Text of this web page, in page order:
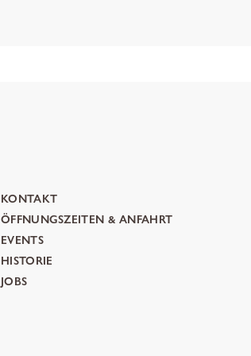
KONTAKT
ÖFFNUNGSZEITEN & ANFAHRT
EVENTS
HISTORIE
JOBS